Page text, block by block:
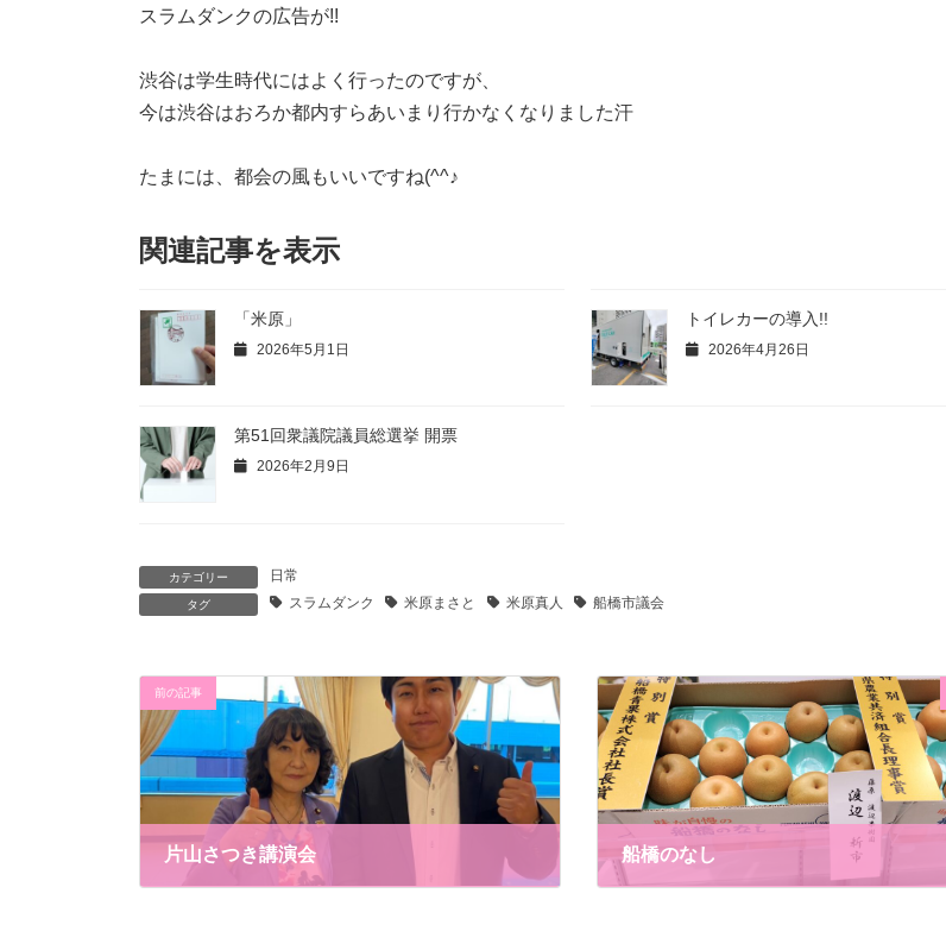
スラムダンクの広告が!!
渋谷は学生時代にはよく行ったのですが、
今は渋谷はおろか都内すらあいまり行かなくなりました汗
たまには、都会の風もいいですね(^^♪
関連記事を表示
「米原」
2026年5月1日
トイレカーの導入!!
2026年4月26日
第51回衆議院議員総選挙 開票
2026年2月9日
カテゴリー 日常
タグ スラムダンク 米原まさと 米原真人 船橋市議会
前の記事
片山さつき講演会 船橋のなし